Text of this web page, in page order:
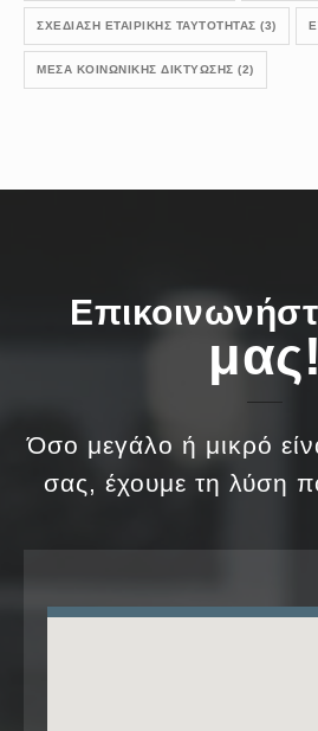
ΣΧΕΔΊΑΣΗ ΕΤΑΙΡΙΚΉΣ ΤΑΥΤΌΤΗΤΑΣ (3)
ΜΈΣΑ ΚΟΙΝΩΝΙΚΉΣ ΔΙΚΤΎΩΣΗΣ (2)
μας!
Όσο μεγάλο ή μικρό
σας, έχουμε τη λύση